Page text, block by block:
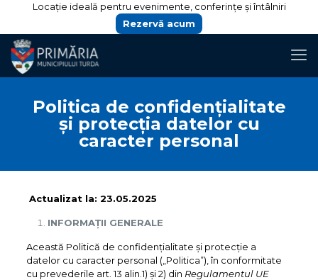
Locație ideală pentru evenimente, conferințe și întâlniri
Rezervă acum
Politica de confidențialitate
și protecția datelor cu
caracter personal
Actualizat la: 23.05.2025
INFORMAȚII GENERALE
Această Politică de confidențialitate și protecție a
datelor cu caracter personal („Politica”), în conformitate
cu prevederile art. 13 alin.1) și 2) din Regulamentul UE